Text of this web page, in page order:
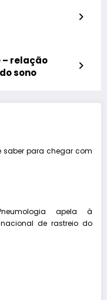
– relação
sono
saber para chegar com
apela à
de rastreio do